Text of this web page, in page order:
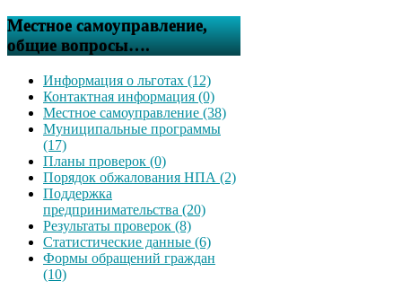
Местное самоуправление,
общие вопросы….
Информация о льготах (12)
Контактная информация (0)
Местное самоуправление (38)
Муниципальные программы
(17)
Планы проверок (0)
Порядок обжалования НПА (2)
Поддержка
предпринимательства (20)
Результаты проверок (8)
Статистические данные (6)
Формы обращений граждан
(10)